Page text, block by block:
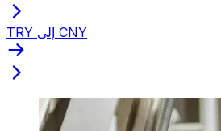
TRY إلى CNY